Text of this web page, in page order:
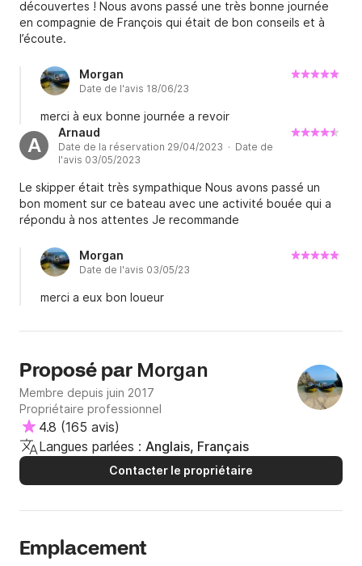
découvertes ! Nous avons passé une très bonne journée
en compagnie de François qui était de bon conseils et à
l’écoute.
Morgan
Date de l'avis 18/06/23
merci à eux bonne journée a revoir
A
Arnaud
Date de la réservation 29/04/2023 · Date de
l'avis 03/05/2023
Le skipper était très sympathique Nous avons passé un
bon moment sur ce bateau avec une activité bouée qui a
répondu à nos attentes Je recommande
Morgan
Date de l'avis 03/05/23
merci a eux bon loueur
Proposé par Morgan
Membre depuis juin 2017
Propriétaire professionnel
4.8 (165 avis)
Langues parlées : Anglais, Français
Contacter le propriétaire
Emplacement